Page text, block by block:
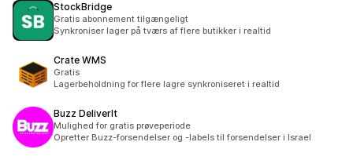
StockBridge
Gratis abonnement tilgængeligt
Synkroniser lager på tværs af flere butikker i realtid
Crate WMS
Gratis
Lagerbeholdning for flere lagre synkroniseret i realtid
Buzz DeliverIt
Mulighed for gratis prøveperiode
Opretter Buzz-forsendelser og -labels til forsendelser i Israel